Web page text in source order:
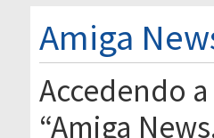
Amiga
Accedendo
“Amiga